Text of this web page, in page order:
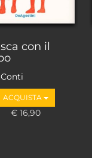
con il
ACQUISTA
€ 16,90